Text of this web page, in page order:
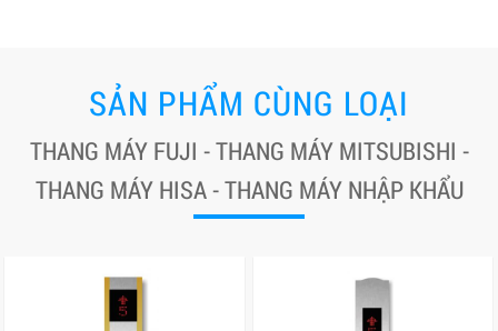
SẢN PHẨM CÙNG LOẠI
THANG MÁY FUJI - THANG MÁY MITSUBISHI -
THANG MÁY HISA - THANG MÁY NHẬP KHẨU